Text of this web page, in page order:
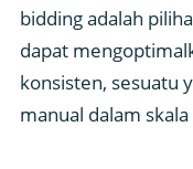
bidding adalah
dapat
konsisten, sesuatu
manual dalam